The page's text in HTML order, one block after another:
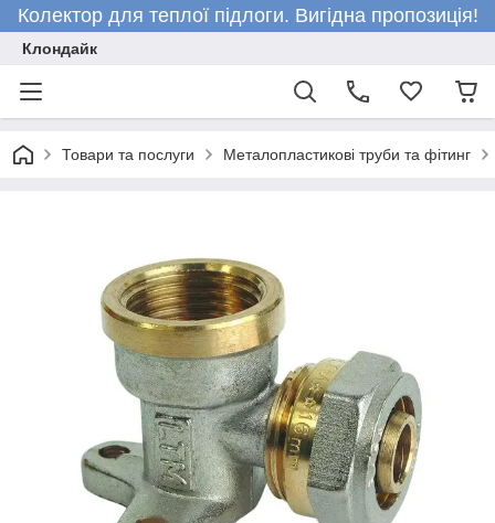
Колектор для теплої підлоги. Вигідна пропозиція!
Клондайк
Товари та послуги Металопластикові труби та фітинг